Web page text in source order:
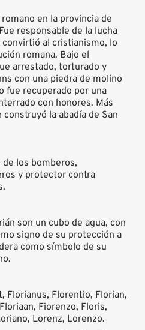
en la provincia de
responsable de la lucha
al cristianismo, lo
romana. Bajo el
arrestado, torturado y
con una piedra de molino
fue recuperado por una
con honores. Más
la abadía de San
de los bomberos,
y protector contra
son un cubo de agua, con
signo de su protección a
como símbolo de su
Florianus, Florentio, Florian,
Fiorenzo, Floris,
Lorenz, Lorenzo.